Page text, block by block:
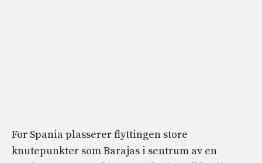
For Spania plasserer flyttingen store
knutepunkter som Barajas i sentrum av en